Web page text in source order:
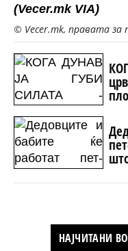
(Vecer.mk VIA)
© Vecer.mk, правата за
НАЈЧИТАНИ